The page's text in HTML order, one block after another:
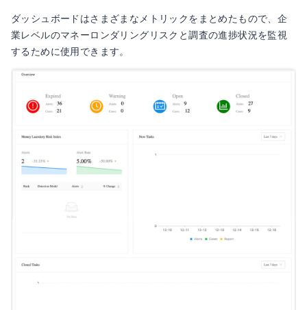
ダッシュボードはさまざまなメトリックをまとめたもので、企
業レベルのマネーロンダリングリスクと調査の進捗状況を監視
するために使用できます。